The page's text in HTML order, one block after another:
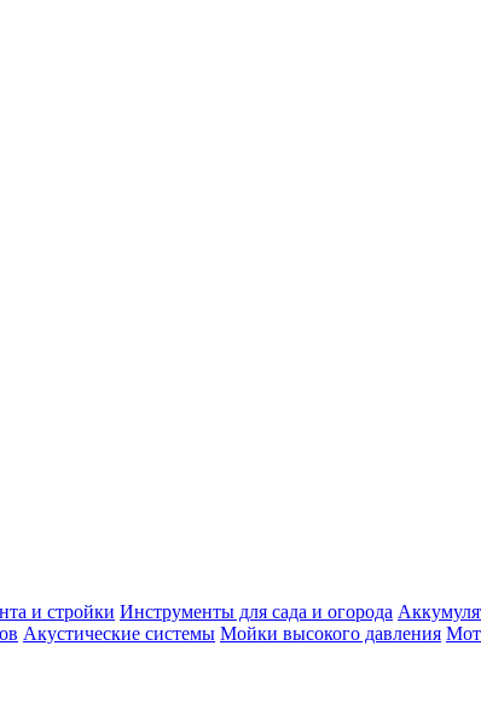
и стройки Инструменты для сада и огорода
Акустические системы Мойки высокого давления